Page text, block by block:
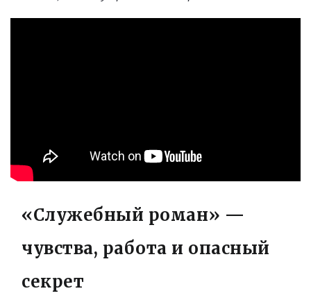
«Служебный роман» —
чувства, работа и опасный
секрет